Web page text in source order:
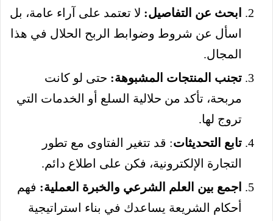
ابحث عن التفاصيل: لا تعتمد على آراء عامة، بل
اسأل عن شروط وضوابط الربح الحلال في هذا
المجال.
تجنب المنتجات المشبوهة: حتى لو كانت
مربحة، تأكد من حلالية السلع أو الخدمات التي
تروج لها.
تابع التحديثات: قد تتغير الفتاوى مع تطور
التجارة الإلكترونية، فكن على اطلاع دائم.
اجمع بين العلم الشرعي والخبرة العملية: فهم
أحكام الشريعة يساعدك في بناء استراتيجية